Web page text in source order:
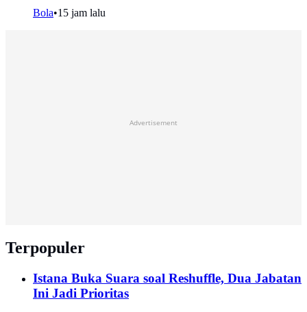
Bola•15 jam lalu
Advertisement
Terpopuler
Istana Buka Suara soal Reshuffle, Dua Jabatan
Ini Jadi Prioritas